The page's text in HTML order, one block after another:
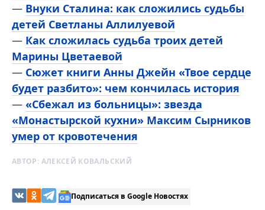
— Внуки Сталина: как сложились судьбы
детей Светланы Аллилуевой
— Как сложилась судьба троих детей
Марины Цветаевой
— Сюжет книги Анны Джейн «Твое сердце
будет разбито»: чем кончилась история
— «Сбежал из больницы»: звезда
«Монастырской кухни» Максим Сырников
умер от кровотечения
АВТОР: АЛЕКСЕЙ КОВАЛЬСКИЙ
Подписаться в Google Новостях